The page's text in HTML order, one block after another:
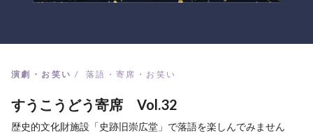
演劇・お笑い 落語・寄席・お笑い
すうこうどう寄席 Vol.32
歴史的文化財施設「史跡旧崇広堂」で落語を楽しんでみません